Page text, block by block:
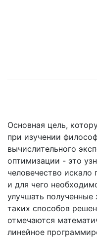
Основная цель,
при изучении
вычислительного
оптимизации - это
человечество
и для чего
улучшать полученные
таких способов
отмечаются
линейное